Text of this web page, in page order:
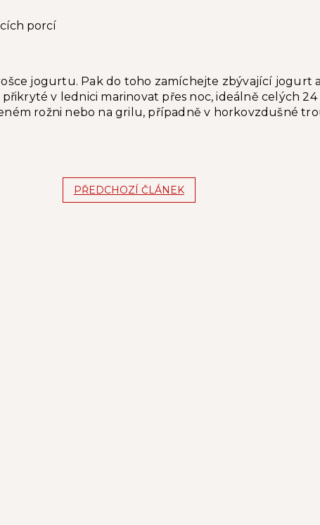
porcí
jogurtu. Pak do toho zamíchejte zbývající jogurt
v lednici marinovat přes noc, ideálně celých
rožni nebo na grilu, případně v horkovzdušné
PŘEDCHOZÍ ČLÁNEK